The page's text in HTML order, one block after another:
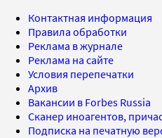
Контактная информация
Правила обработки
Реклама в журнале
Реклама на сайте
Условия перепечатки
Архив
Вакансии в Forbes Russia
Сканер иноагентов,
Подписка на печатную